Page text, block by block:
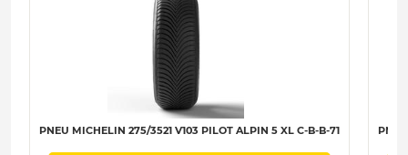
PNEU MICHELIN 275/3521 V103 PILOT ALPIN 5 XL C-B-B-71